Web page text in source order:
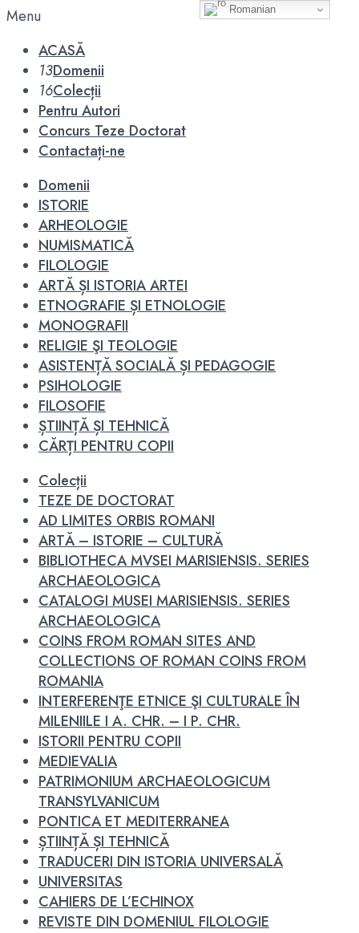
Menu
ACASĂ
13Domenii
16Colecții
Pentru Autori
Concurs Teze Doctorat
Contactați-ne
Domenii
ISTORIE
ARHEOLOGIE
NUMISMATICĂ
FILOLOGIE
ARTĂ ȘI ISTORIA ARTEI
ETNOGRAFIE ȘI ETNOLOGIE
MONOGRAFII
RELIGIE ŞI TEOLOGIE
ASISTENȚĂ SOCIALĂ ȘI PEDAGOGIE
PSIHOLOGIE
FILOSOFIE
ȘTIINȚĂ ȘI TEHNICĂ
CĂRȚI PENTRU COPII
Colecții
TEZE DE DOCTORAT
AD LIMITES ORBIS ROMANI
ARTĂ – ISTORIE – CULTURĂ
BIBLIOTHECA MVSEI MARISIENSIS. SERIES
ARCHAEOLOGICA
CATALOGI MUSEI MARISIENSIS. SERIES
ARCHAEOLOGICA
COINS FROM ROMAN SITES AND
COLLECTIONS OF ROMAN COINS FROM
ROMANIA
INTERFERENŢE ETNICE ŞI CULTURALE ÎN
MILENIILE I A. CHR. – I P. CHR.
ISTORII PENTRU COPII
MEDIEVALIA
PATRIMONIUM ARCHAEOLOGICUM
TRANSYLVANICUM
PONTICA ET MEDITERRANEA
ȘTIINȚĂ ȘI TEHNICĂ
TRADUCERI DIN ISTORIA UNIVERSALĂ
UNIVERSITAS
CAHIERS DE L’ECHINOX
REVISTE DIN DOMENIUL FILOLOGIE
Romanian